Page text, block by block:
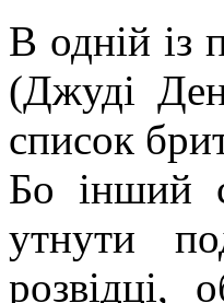
В одній із
(Джуді
список
Бо інший
утнути
розвідці,